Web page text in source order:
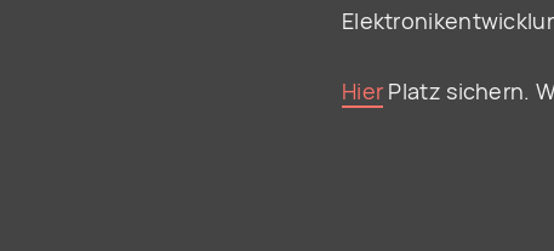
Hier Platz sichern.